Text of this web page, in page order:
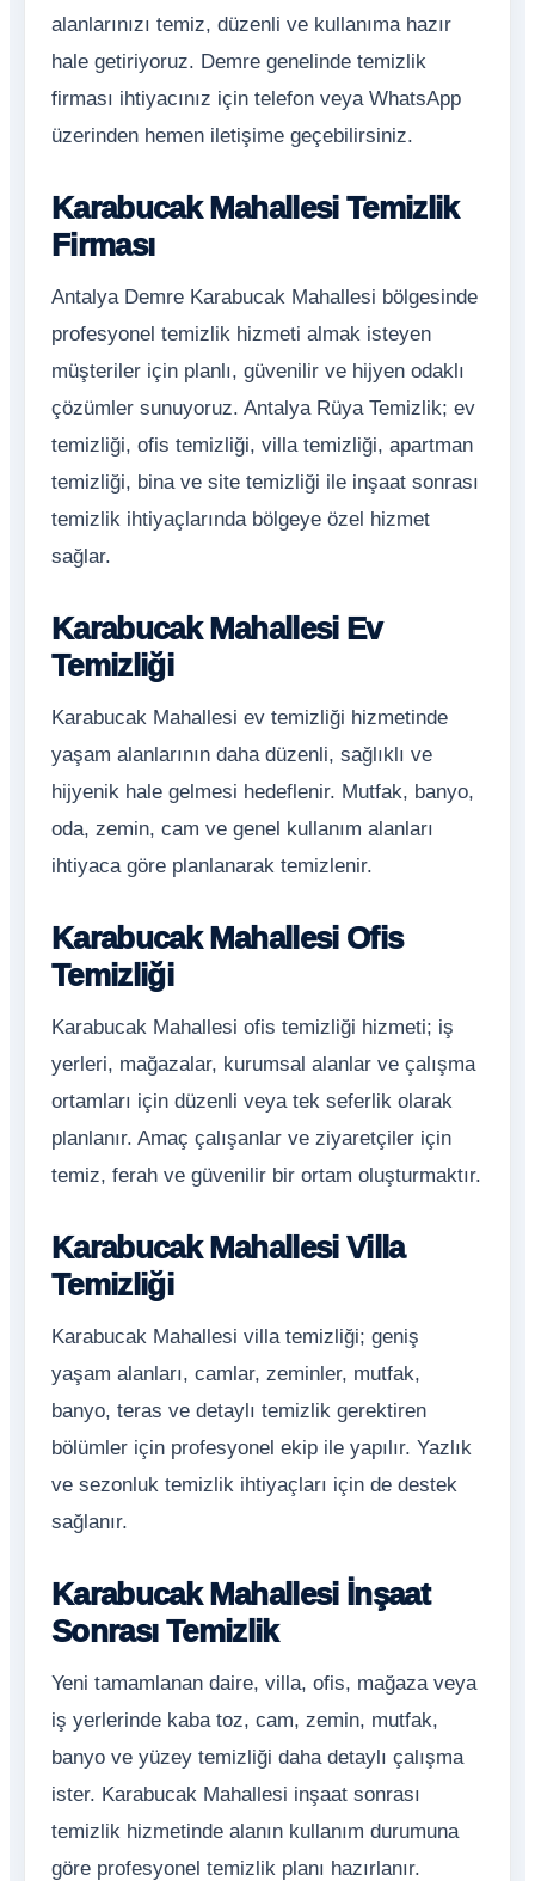
alanlarınızı temiz, düzenli ve kullanıma hazır
hale getiriyoruz. Demre genelinde temizlik
firması ihtiyacınız için telefon veya WhatsApp
üzerinden hemen iletişime geçebilirsiniz.
Karabucak Mahallesi Temizlik
Firması
Antalya Demre Karabucak Mahallesi bölgesinde
profesyonel temizlik hizmeti almak isteyen
müşteriler için planlı, güvenilir ve hijyen odaklı
çözümler sunuyoruz. Antalya Rüya Temizlik; ev
temizliği, ofis temizliği, villa temizliği, apartman
temizliği, bina ve site temizliği ile inşaat sonrası
temizlik ihtiyaçlarında bölgeye özel hizmet
sağlar.
Karabucak Mahallesi Ev
Temizliği
Karabucak Mahallesi ev temizliği hizmetinde
yaşam alanlarının daha düzenli, sağlıklı ve
hijyenik hale gelmesi hedeflenir. Mutfak, banyo,
oda, zemin, cam ve genel kullanım alanları
ihtiyaca göre planlanarak temizlenir.
Karabucak Mahallesi Ofis
Temizliği
Karabucak Mahallesi ofis temizliği hizmeti; iş
yerleri, mağazalar, kurumsal alanlar ve çalışma
ortamları için düzenli veya tek seferlik olarak
planlanır. Amaç çalışanlar ve ziyaretçiler için
temiz, ferah ve güvenilir bir ortam oluşturmaktır.
Karabucak Mahallesi Villa
Temizliği
Karabucak Mahallesi villa temizliği; geniş
yaşam alanları, camlar, zeminler, mutfak,
banyo, teras ve detaylı temizlik gerektiren
bölümler için profesyonel ekip ile yapılır. Yazlık
ve sezonluk temizlik ihtiyaçları için de destek
sağlanır.
Karabucak Mahallesi İnşaat
Sonrası Temizlik
Yeni tamamlanan daire, villa, ofis, mağaza veya
iş yerlerinde kaba toz, cam, zemin, mutfak,
banyo ve yüzey temizliği daha detaylı çalışma
ister. Karabucak Mahallesi inşaat sonrası
temizlik hizmetinde alanın kullanım durumuna
göre profesyonel temizlik planı hazırlanır.